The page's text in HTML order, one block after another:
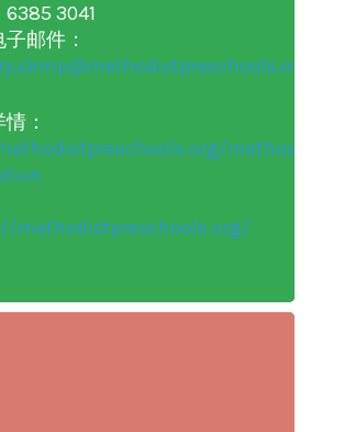
3041
邮件：
：
methodist-
methodistpreschools.org/